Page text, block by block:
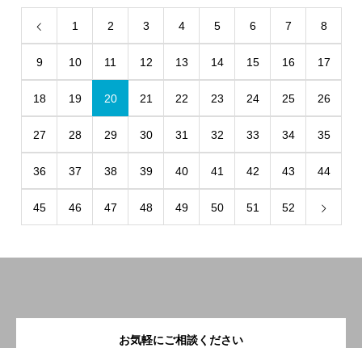
1 2 3 4 5 6 7 8
9 10 11 12 13 14 15 16 17
18 19 20 21 22 23 24 25 26
27 28 29 30 31 32 33 34 35
36 37 38 39 40 41 42 43 44
45 46 47 48 49 50 51 52
お気軽にご相談ください